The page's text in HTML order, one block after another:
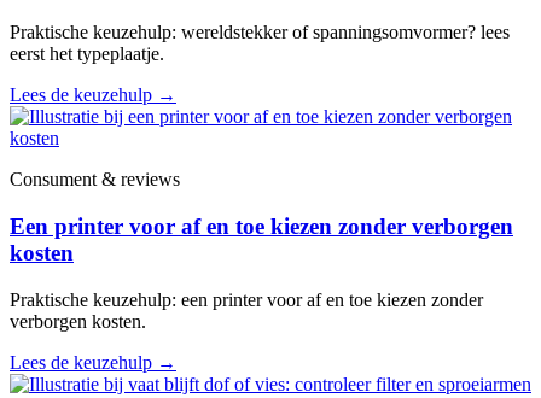
Praktische keuzehulp: wereldstekker of spanningsomvormer? lees
eerst het typeplaatje.
Lees de keuzehulp →
Consument & reviews
Een printer voor af en toe kiezen zonder verborgen
kosten
Praktische keuzehulp: een printer voor af en toe kiezen zonder
verborgen kosten.
Lees de keuzehulp →